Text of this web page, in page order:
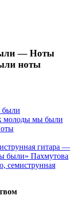
— Ноты
ноты
молоды мы были
гитара —
Пахмутова
семиструнная